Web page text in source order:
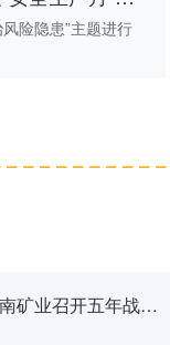
险隐患”主题进行
矿业召开五年战略